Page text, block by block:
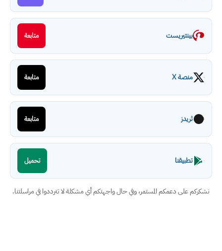
بينتيريست متابعة
منصة X متابعة
ثريدز متابعة
تطبيقنا تحميل
نشكركم على دعمكم المستمر، وفي حال واجهتكم أي مشكلة لا تترددوا في مراسلتنا.